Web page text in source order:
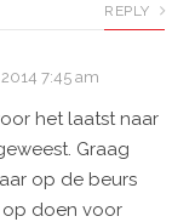
REPLY
7:45 am
het laatst naar
Graag
op de beurs
op doen voor